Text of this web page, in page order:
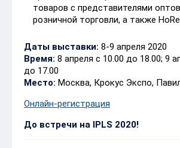
товаров с представителями
розничной торговли, а также
Даты выставки: 8-9 апреля 2020
Время: 8 апреля с 10.00 до 18.00; 9
до 17.00
Место: Москва, Крокус Экспо,
Онлайн-регистрация
До встречи на IPLS 2020!